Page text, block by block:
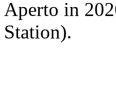
Aperto in
Station).